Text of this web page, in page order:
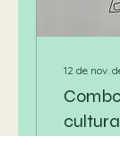
12 de nov.